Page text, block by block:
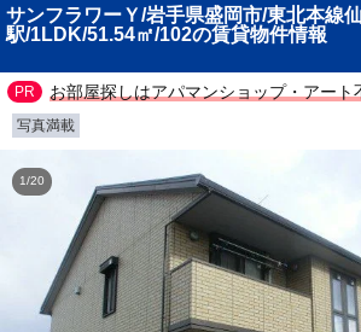
サンフラワーＹ/岩手県盛岡市/東北本線
駅/1LDK/51.54㎡/102の賃貸物件情報
お部屋探しはアパマンショップ・アート
写真満載
1/20